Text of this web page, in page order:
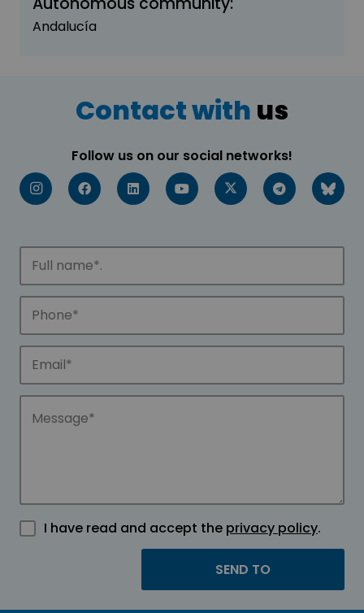
Andalucía
Contact with us
Follow us on our social networks!
I have read and accept the privacy policy.